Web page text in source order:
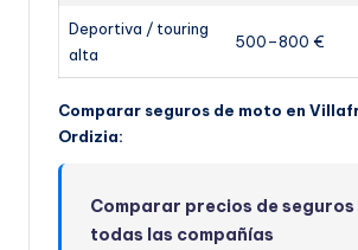
Deportiva / touring
alta
500–800 €
Comparar seguros de moto en
Ordizia:
Comparar precios de seguros
todas las compañías